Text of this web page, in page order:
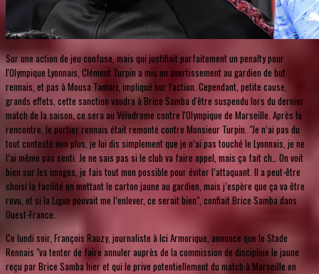
Sur une action de jeu confuse, mais qui justifiait parfaitement un penalty pour
l'Olympique Lyonnais, Clément Turpin a mis un avertissement au gardien de but
rennais, et pas à Mousa Tamari, impliqué sur l'action. Cependant, petite cause,
grands effets, cette sanction vaudra à Brice Samba d'être suspendu lors du dernier
match de la saison, ce sera au Vélodrome contre l'Olympique de Marseille. Après la
rencontre, le portier rennais était remonté contre Monsieur Turpin. "Je n’ai pas du
tout contesté non plus, je lui dis simplement que je n’ai pas touché le Lyonnais, je ne
l’ai même pas senti. Je ne sais pas si le club va faire appel, mais ça fait ch… On voit
bien sur les images, je fais tout mon possible pour éviter l’attaquant. Il a peut-être
choisi la facilité en mettant le carton jaune au gardien, mais j’espère que ça va être
revu, et si la Ligue pouvait me l’enlever, ce serait bien", confiait Brice Samba dans
Ouest-France.
Ce lundi soir, François Rauzy, journaliste à Ici Armorique, annonce que le Stade
Rennais "va tenter de faire annuler auprès de la commission de discipline le jaune
reçu par Brice Samba hier et qui le prive potentiellement du match à Marseille en